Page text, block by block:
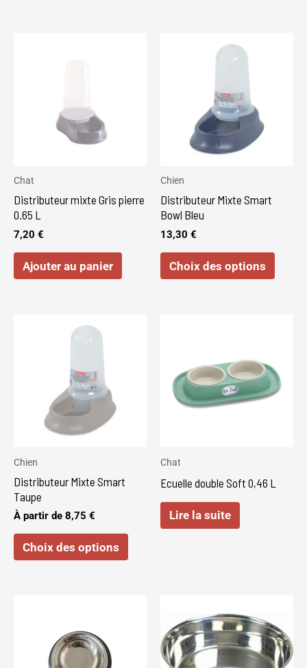
Chat
Distributeur mixte Gris pierre
0.65 L
7,20 €
Ajouter au panier
Chien
Distributeur Mixte Smart
Bowl Bleu
13,30 €
Choix des options
la
Chien
Distributeur Mixte Smart
Taupe
À partir de 8,75 €
Choix des options
plusieurs
variations.
peuvent
la
Chat
Ecuelle double Soft 0,46 L
Lire la suite
plusieurs